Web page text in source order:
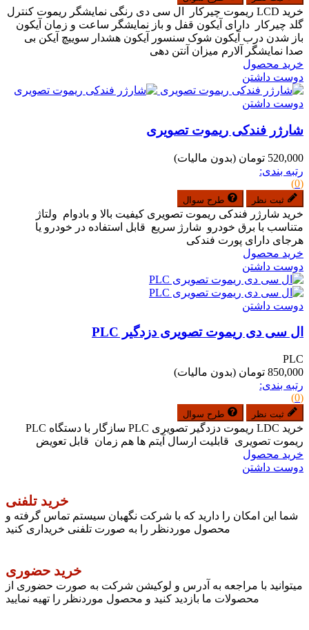
خرید LCD ریموت چیرکار ال سی دی رنگی نمایشگر ریموت کنترل
گلد چیرکار دارای آیکون قفل و باز نمایشگر ساعت و زمان آیکون
باز شدن درب آیکون شوک سنسور آیکون هشدار سوییچ آیکن بی
صدا نمایشگر آلارم میزان آنتن دهی
خرید محصول
دوست داشتن
دوست داشتن
شارژر فندکی ریموت تصویری
520,000 تومان
(بدون مالیات)
رتبه بندی:
(0)
ثبت نظر طرح سوال
خرید شارژر فندکی ریموت تصویری کیفیت بالا و بادوام ولتاژ
متناسب با برق خودرو شارژ سریع قابل استفاده در خودرو یا
هرجای دارای پورت فندکی
خرید محصول
دوست داشتن
دوست داشتن
ال سی دی ریموت تصویری دزدگیر PLC
PLC
850,000 تومان
(بدون مالیات)
رتبه بندی:
(0)
ثبت نظر طرح سوال
خرید LDC ریموت دزدگیر تصویری PLC سازگار با دستگاه PLC
ریموت تصویری قابلیت ارسال آیتم ها هم زمان قابل تعویض
خرید محصول
دوست داشتن
خرید تلفنی
شما این امکان را دارید که با شرکت نگهبان سیستم تماس گرفته و
محصول موردنظر را به صورت تلفنی خریداری کنید
خرید حضوری
میتوانید با مراجعه به آدرس و لوکیشن شرکت به صورت حضوری از
محصولات ما بازدید کنید و محصول موردنظر را تهیه نمایید